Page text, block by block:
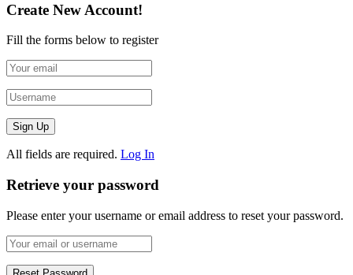
Create New Account!
Fill the forms below to register
All fields are required. Log In
Retrieve your password
Please enter your username or email address to reset your password.